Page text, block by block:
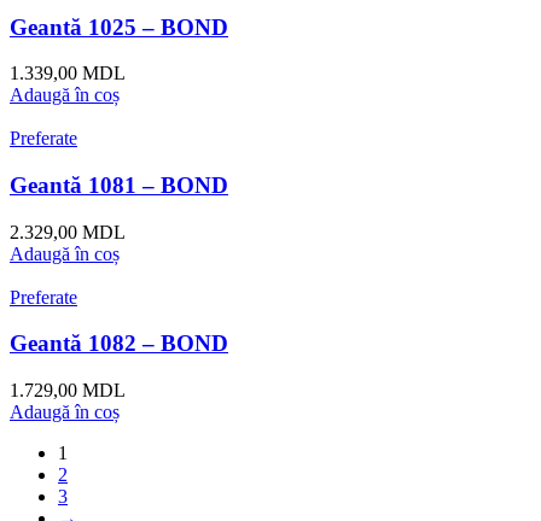
Geantă 1025 – BOND
1.339,00 MDL
Adaugă în coș
Preferate
Geantă 1081 – BOND
2.329,00 MDL
Adaugă în coș
Preferate
Geantă 1082 – BOND
1.729,00 MDL
Adaugă în coș
1
2
3